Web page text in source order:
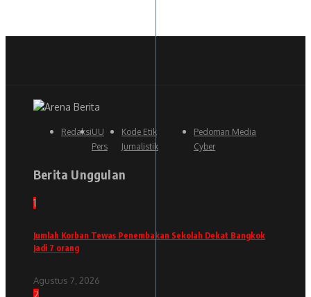
RedaksiUU
Pers
Kode Etik
Jurnalistik
Pedoman Media
Cyber
Berita Unggulan
1
Jumlah Korban Tewas Penembakan Sekolah Dekat Bangkok
Jadi 7 orang
Agustus 7, 2026
2